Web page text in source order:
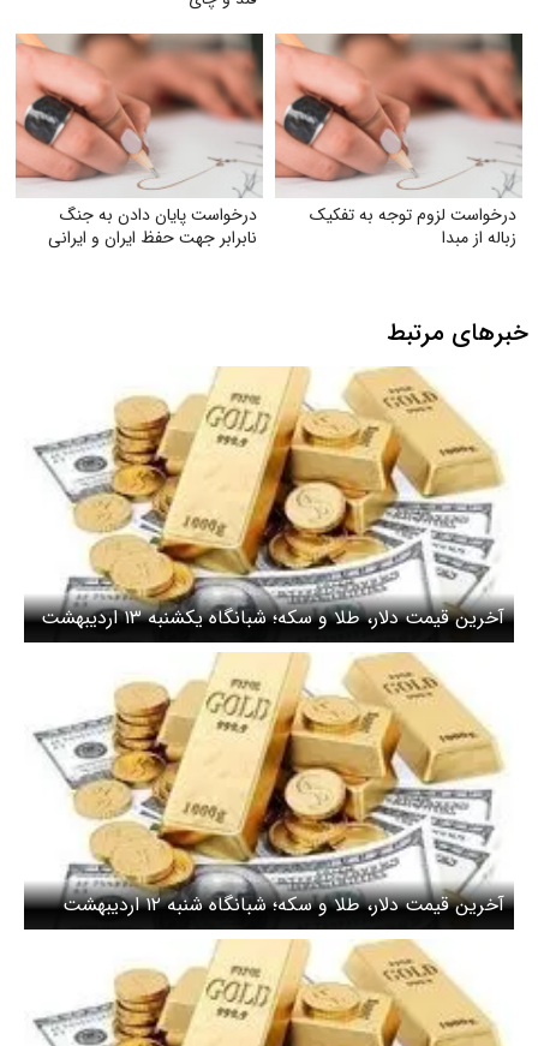
درخواست لزوم توجه به تفکیک
زباله از مبدا
درخواست پایان دادن به جنگ
نابرابر جهت حفظ ایران و ایرانی
خبرهای مرتبط
آخرین قیمت دلار، طلا و سکه؛ شبانگاه یکشنبه ۱۳ اردیبهشت
۱۴۰۵/ تردید دلار برای صعود بیشتر قیمت
آخرین قیمت دلار، طلا و سکه؛ شبانگاه شنبه ۱۲ اردیبهشت
۱۴۰۵/ رشد قیمت دلار ادامه دارد